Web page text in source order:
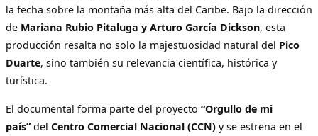
la fecha sobre la montaña más alta del Caribe. Bajo la dirección
de Mariana Rubio Pitaluga y Arturo García Dickson, esta
producción resalta no solo la majestuosidad natural del Pico
Duarte, sino también su relevancia científica, histórica y
turística.
El documental forma parte del proyecto “Orgullo de mi
país” del Centro Comercial Nacional (CCN) y se estrena en el